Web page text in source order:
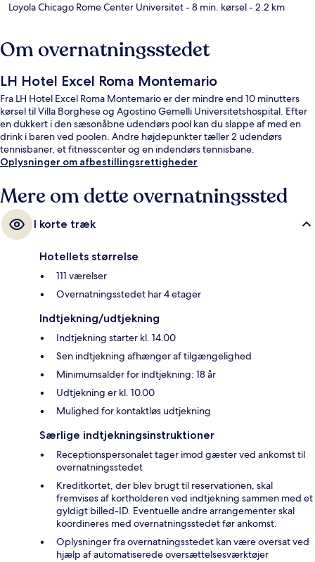
Loyola Chicago Rome Center Universitet- 8 min. kørsel- 2.2 km
Om overnatningsstedet
LH Hotel Excel Roma Montemario
Fra LH Hotel Excel Roma Montemario er der mindre end 10 minutters
kørsel til Villa Borghese og Agostino Gemelli Universitetshospital. Efter
en dukkert i den sæsonåbne udendørs pool kan du slappe af med en
drink i baren ved poolen. Andre højdepunkter tæller 2 udendørs
tennisbaner, et fitnesscenter og en indendørs tennisbane.
Oplysninger om afbestillingsrettigheder
Mere om dette overnatningssted
I korte træk
Hotellets størrelse
111 værelser
Overnatningsstedet har 4 etager
Indtjekning/udtjekning
Indtjekning starter kl. 14.00
Sen indtjekning afhænger af tilgængelighed
Minimumsalder for indtjekning: 18 år
Udtjekning er kl. 10.00
Mulighed for kontaktløs udtjekning
Særlige indtjekningsinstruktioner
Receptionspersonalet tager imod gæster ved ankomst til
overnatningsstedet
Kreditkortet, der blev brugt til reservationen, skal
fremvises af kortholderen ved indtjekning sammen med et
gyldigt billed-ID. Eventuelle andre arrangementer skal
koordineres med overnatningsstedet før ankomst.
Oplysninger fra overnatningsstedet kan være oversat ved
hjælp af automatiserede oversættelsesværktøjer